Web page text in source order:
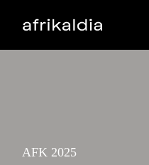
AFK 2025